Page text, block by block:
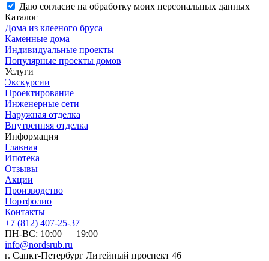
Даю согласие на обработку моих персональных данных
Каталог
Дома из клееного бруса
Каменные дома
Индивидуальные проекты
Популярные проекты домов
Услуги
Экскурсии
Проектирование
Инженерные сети
Наружная отделка
Внутренняя отделка
Информация
Главная
Ипотека
Отзывы
Акции
Производство
Портфолио
Контакты
+7 (812) 407-25-37
ПН-ВС: 10:00 — 19:00
info@nordsrub.ru
г. Санкт-Петербург Литейный проспект 46